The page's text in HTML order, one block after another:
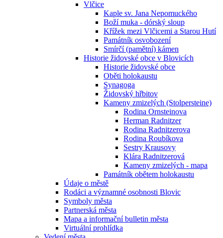
Vlčice
Kaple sv. Jana Nepomuckého
Boží muka - dórský sloup
Křížek mezi Vlčicemi a Starou Hutí
Památník osvobození
Smírčí (pamětní) kámen
Historie židovské obce v Blovicích
Historie židovské obce
Oběti holokaustu
Synagoga
Židovský hřbitov
Kameny zmizelých (Stolpersteine)
Rodina Ornsteinova
Herman Radnitzer
Rodina Radnitzerova
Rodina Roubíkova
Sestry Krausovy
Klára Radnitzerová
Kameny zmizelých - mapa
Památník obětem holokaustu
Údaje o městě
Rodáci a významné osobnosti Blovic
Symboly města
Partnerská města
Mapa a informační bulletin města
Virtuální prohlídka